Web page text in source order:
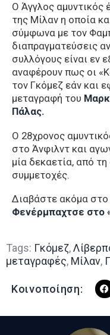
Ο Άγγλος αμυντικός
της Μίλαν η οποία
σύμφωνα με τον
διαπραγματεύσεις
συλλόγους είναι εν
αναφέρουν πως οι
τον Γκόμεζ εάν και
μεταγραφή του Μαρκ
Πάλας.
Ο 28χρονος
στο Άνφιλντ και
μία δεκαετία, από
συμμετοχές.
Διαβάστε ακόμα
Φενέρμπαχτσε στο
Tags: Γκόμεζ,
μεταγραφές, Μίλαν,
Κοινοποίηση: